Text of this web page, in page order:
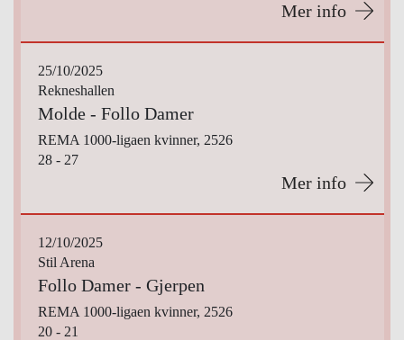
Mer info
25/10/2025
Rekneshallen
Molde - Follo Damer
REMA 1000-ligaen kvinner, 2526
28 - 27
Mer info
12/10/2025
Stil Arena
Follo Damer - Gjerpen
REMA 1000-ligaen kvinner, 2526
20 - 21